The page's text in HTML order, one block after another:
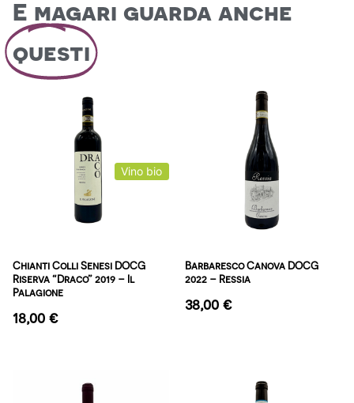
E magari guarda anche
questi
Vino bio
Chianti Colli Senesi DOCG
Riserva “Draco” 2019 – Il
Palagione
18,00 €
Barbaresco Canova DOCG
2022 – Ressia
38,00 €